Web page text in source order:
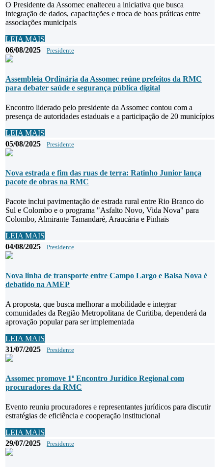
O Presidente da Assomec enalteceu a iniciativa que busca
integração de dados, capacitações e troca de boas práticas entre
associações municipais
LEIA MAIS
06/08/2025
Presidente
Assembleia Ordinária da Assomec reúne prefeitos da RMC
para debater saúde e segurança pública digital
Encontro liderado pelo presidente da Assomec contou com a
presença de autoridades estaduais e a participação de 20 municípios
LEIA MAIS
05/08/2025
Presidente
Nova estrada e fim das ruas de terra: Ratinho Junior lança
pacote de obras na RMC
Pacote inclui pavimentação de estrada rural entre Rio Branco do
Sul e Colombo e o programa "Asfalto Novo, Vida Nova" para
Colombo, Almirante Tamandaré, Araucária e Pinhais
LEIA MAIS
04/08/2025
Presidente
Nova linha de transporte entre Campo Largo e Balsa Nova é
debatido na AMEP
A proposta, que busca melhorar a mobilidade e integrar
comunidades da Região Metropolitana de Curitiba, dependerá da
aprovação popular para ser implementada
LEIA MAIS
31/07/2025
Presidente
Assomec promove 1º Encontro Jurídico Regional com
procuradores da RMC
Evento reuniu procuradores e representantes jurídicos para discutir
estratégias de eficiência e cooperação institucional
LEIA MAIS
29/07/2025
Presidente